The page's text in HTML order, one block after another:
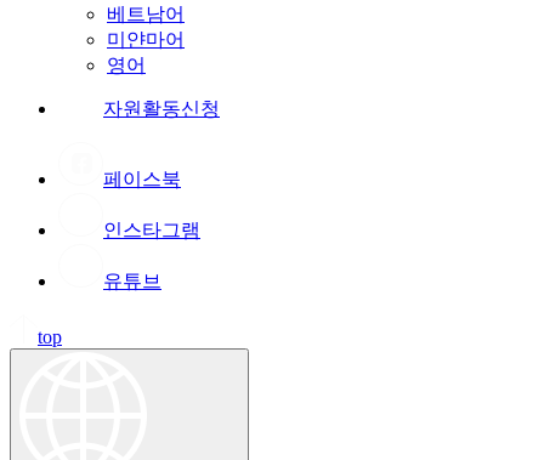
베트남어
미얀마어
영어
자원활동신청
페이스북
인스타그램
유튜브
top